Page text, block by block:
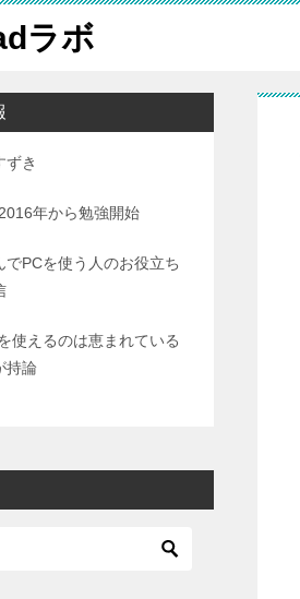
ラボ
ずき
年から勉強開始
でPCを使う人のお役立ち
使えるのは恵まれている
持論